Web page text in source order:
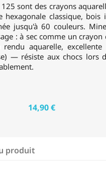
125 sont des crayons
hexagonale classique, bois
jusqu'à 60 couleurs.
: à sec comme un
aquarelle,
— résiste aux chocs lors
14,90 €
produit